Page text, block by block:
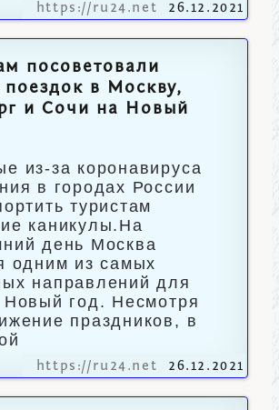
https://ru24.net 26.12.2021
посоветовали
поездок в Москву,
и Сочи на Новый
из-за коронавируса
в городах России
туристам
каникулы.На
день Москва
одним из самых
направлений для
Новый год. Несмотря
праздников, в
https://ru24.net 26.12.2021